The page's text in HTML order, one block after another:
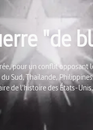
"de
pour un conflit opposant
Sud, Thaïlande,
de l'histoire des États-